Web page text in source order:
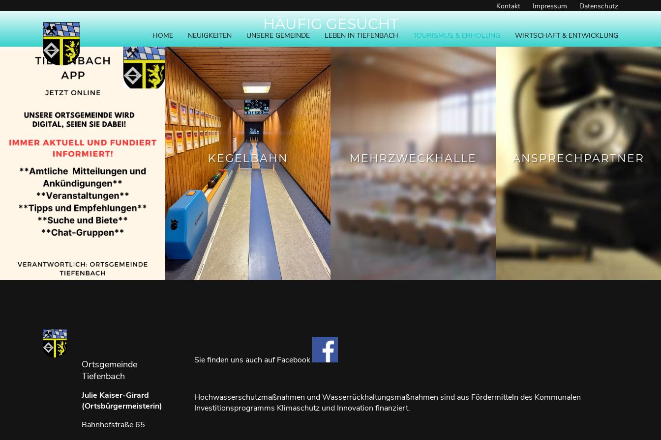
überspringen
Kontakt Impressum
Datenschutz
NAVIGATION
ÜBERSPRINGEN
HOME NEUIGKEITEN UNSERE GEMEINDE LEBEN IN TIEFENBACH TOURISMUS & ERHOLUNG WIRTSCHAFT & ENTWICKLUNG
HÄUFIG GESUCHT
KEGELBAHN MEHRZWECKHALLE ANSPRECHPARTNER
Ortsgemeinde
Tiefenbach
Julie Kaiser-Girard
(Ortsbürgermeisterin)
Bahnhofstraße 65
Sie finden uns auch auf Facebook
Hochwasserschutzmaßnahmen und Wasserrückhaltungsmaßnahmen sind aus Fördermitteln des Kommunalen
Investitionsprogramms Klimaschutz und Innovation finanziert.